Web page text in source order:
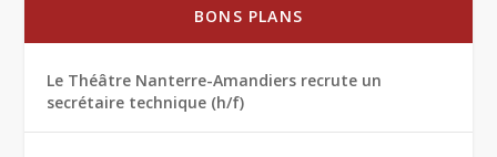
BONS PLANS
Le Théâtre Nanterre-Amandiers recrute un
secrétaire technique (h/f)